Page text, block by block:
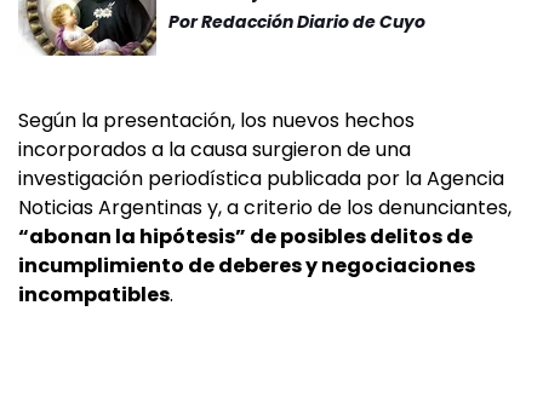
PorRedacción Diario de Cuyo
Según la presentación, los nuevos hechos
incorporados a la causa surgieron de una
investigación periodística publicada por la Agencia
Noticias Argentinas y, a criterio de los denunciantes,
“abonan la hipótesis” de posibles delitos de
incumplimiento de deberes y negociaciones
incompatibles.